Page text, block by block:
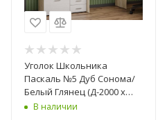
Уголок Школьника
Паскаль №5 Дуб Сонома/
Белый Глянец (Д-2000 х
В-1780 х Г-595 мм)
В наличии